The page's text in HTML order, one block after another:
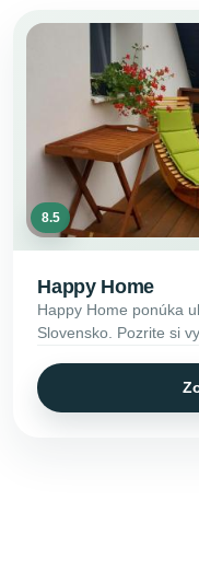
8.5
Happy Home
Happy Home ponúka
Slovensko. Pozrite si